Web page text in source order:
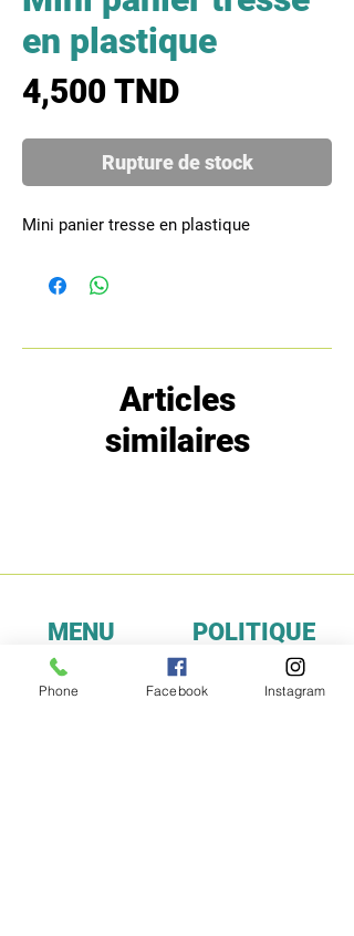
en plastique
4,500 TNDPrix
Rupture de stock
Mini panier tresse en plastique
Articles
similaires
MENU
Boutique
POLITIQUE
Expéditions et
Phone Facebook Instagram